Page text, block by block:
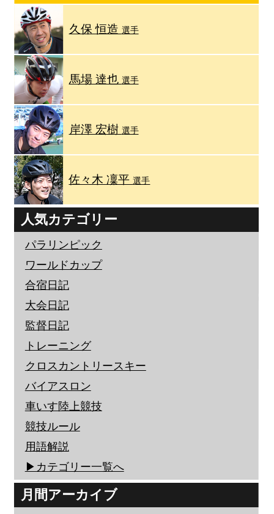
久保 恒造 選手
馬場 達也 選手
岸澤 宏樹 選手
佐々木 凜平選手
人気カテゴリー
パラリンピック
ワールドカップ
合宿日記
大会日記
監督日記
トレーニング
クロスカントリースキー
バイアスロン
車いす陸上競技
競技ルール
用語解説
▶︎カテゴリー一覧へ
月間アーカイブ